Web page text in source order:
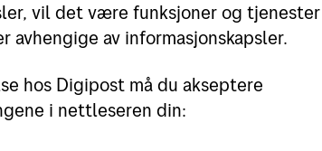
vil det være funksjoner og tjenester
avhengige av informasjonskapsler.
hos Digipost må du akseptere
i nettleseren din: